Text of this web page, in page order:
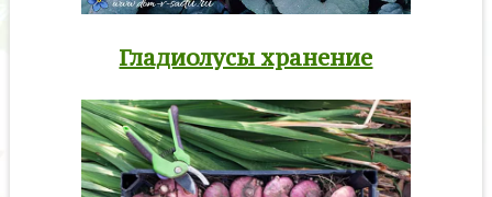
Гладиолусы хранение